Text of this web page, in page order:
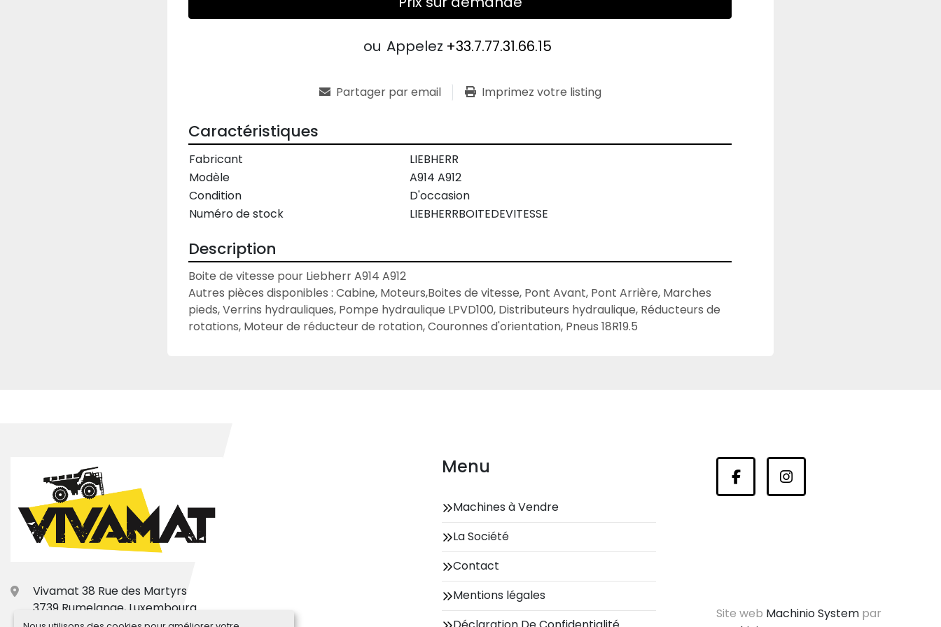
ou Appelez +33.7.77.31.66.15
Caractéristiques
Fabricant
LIEBHERR
Modèle
A914 A912
Condition
D'occasion
Numéro de stock
LIEBHERRBOITEDEVITESSE
Description
Boite de vitesse pour Liebherr A914 A912
Autres pièces disponibles : Cabine, Moteurs,Boites de vitesse, Pont Avant, Pont Arrière, Marches
pieds, Verrins hydrauliques, Pompe hydraulique LPVD100, Distributeurs hydraulique, Réducteurs de
rotations, Moteur de réducteur de rotation, Couronnes d'orientation, Pneus 18R19.5
Partager par email Imprimez votre listing
Vivamat 38 Rue des Martyrs
3739 Rumelange, Luxembourg
Menu
Machines à Vendre
La Société
Contact
Mentions légales
facebookinstagram
Site web Machinio System par